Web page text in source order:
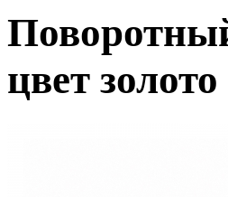
цвет золото